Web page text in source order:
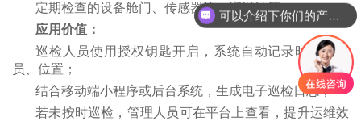
定期检查的设备舱门、传感器箱、润滑站等。
应用价值：
巡检人员使用授权钥匙开启，系统自动记录时间、人
员、位置；
结合移动端小程序或后台系统，生成电子巡检日志；
若未按时巡检，管理人员可在平台上查看，提升运维效
可以介绍下你们的产品么